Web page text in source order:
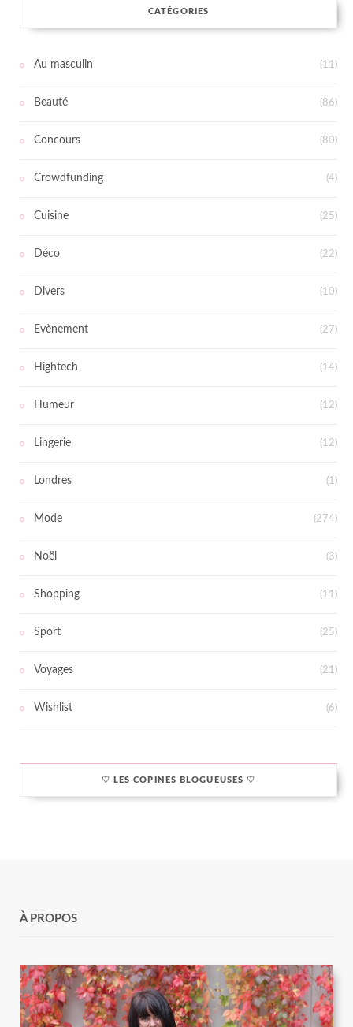
CATÉGORIES
Au masculin (11)
Beauté (86)
Concours (80)
Crowdfunding (4)
Cuisine (25)
Déco (22)
Divers (10)
Evènement (27)
Hightech (14)
Humeur (12)
Lingerie (12)
Londres (1)
Mode (274)
Noël (3)
Shopping (11)
Sport (25)
Voyages (21)
Wishlist (6)
♡ LES COPINES BLOGUEUSES ♡
À PROPOS